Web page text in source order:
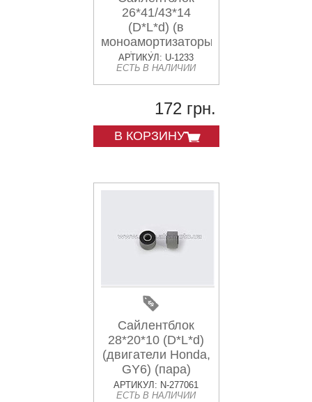
26*41/43*14
(D*L*d) (в
моноамортизаторы
CB/CG) SILENT
АРТИКУЛ: U-1233
ЕСТЬ В НАЛИЧИИ
172 грн.
В КОРЗИНУ
Сайлентблок
28*20*10 (D*L*d)
(двигатели Honda,
GY6) (пара)
SILENT
АРТИКУЛ: N-277061
ЕСТЬ В НАЛИЧИИ